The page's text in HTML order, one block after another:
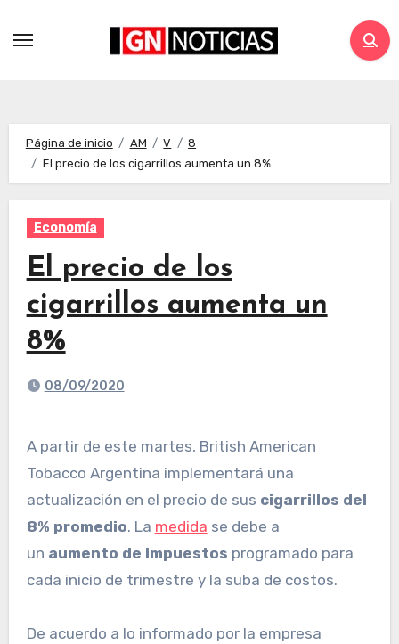
Página de inicio AM V
8
El precio de los cigarrillos aumenta un 8%
Economía
El precio de los
cigarrillos aumenta un
8%
08/09/2020
A partir de este martes, British American
Tobacco Argentina implementará una
actualización en el precio de sus cigarrillos del
8% promedio. La medida se debe a
un aumento de impuestos programado para
cada inicio de trimestre y la suba de costos.
De acuerdo a lo informado por la empresa